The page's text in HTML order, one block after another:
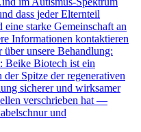
dass jeder Elternteil
starke Gemeinschaft an
Informationen kontaktieren
über unsere Behandlung:
Beike Biotech ist ein
Spitze der regenerativen
sicherer und wirksamer
verschrieben hat —
und